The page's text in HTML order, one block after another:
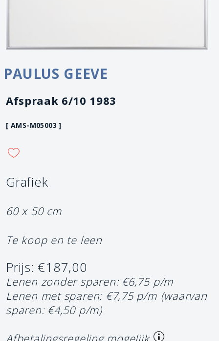
PAULUS GEEVE
Afspraak 6/10 1983
[ AMS-M05003 ]
Grafiek
60 x 50 cm
Te koop en te leen
Prijs: €187,00
Lenen zonder sparen: €6,75 p/m
Lenen met sparen: €7,75 p/m (waarvan
sparen: €4,50 p/m)